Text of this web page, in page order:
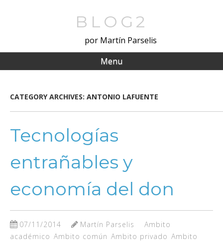
BLOG2
por Martín Parselis
Menu
CATEGORY ARCHIVES: ANTONIO LAFUENTE
Tecnologías
entrañables y
economía del don
07/11/2014 Martín Parselis
Ambito
académico Ambito común Ambito privado Ambito